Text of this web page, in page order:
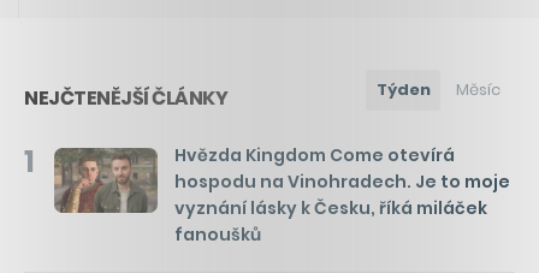
NEJČTENĚJŠÍ ČLÁNKY Týden Měsíc
1
Hvězda Kingdom Come otevírá
hospodu na Vinohradech. Je to moje
vyznání lásky k Česku, říká miláček
fanoušků